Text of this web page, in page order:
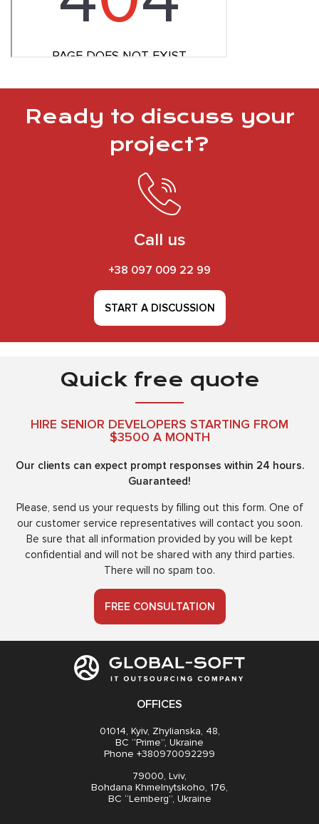
Ready to discuss your
project?
Call us
+38 097 009 22 99
START A DISCUSSION
Quick free quote
HIRE SENIOR DEVELOPERS STARTING FROM
$3500 A MONTH
Our clients can expect prompt responses within 24 hours.
Guaranteed!
Please, send us your requests by filling out this form. One of
our customer service representatives will contact you soon.
Be sure that all information provided by you will be kept
confidential and will not be shared with any third parties.
There will no spam too.
FREE CONSULTATION
OFFICES
01014, Kyiv, Zhylianska, 48,
BC “Prime”, Ukraine
Phone +380970092299
79000, Lviv,
Bohdana Khmelnytskoho, 176,
BC “Lemberg”, Ukraine